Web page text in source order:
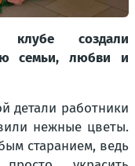
клубе создали
семьи, любви и
детали работники
нежные цветы.
старанием, ведь